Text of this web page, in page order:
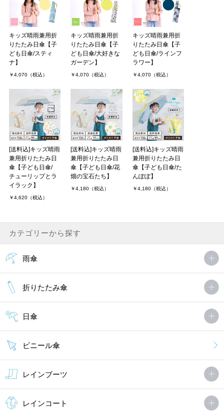
キッズ晴雨兼用折
りたたみ日傘【子
ども日傘/スティ
ナ】
￥4,070（税込）
キッズ晴雨兼用折
りたたみ日傘【子
ども日傘/大好きな
ガーデン】
￥4,070（税込）
キッズ晴雨兼用折
りたたみ日傘【子
ども日傘/ラインフ
ラワー】
￥4,070（税込）
[送料込]キッズ晴雨
兼用折りたたみ日
傘【子ども日傘/
チューリップとラ
イラック】
￥4,620（税込）
[送料込]キッズ晴雨
兼用折りたたみ日
傘【子ども日傘/花
畑の宝石たち】
￥4,180（税込）
[送料込]キッズ晴雨
兼用折りたたみ日
傘【子ども日傘/た
んぽぽ】
￥4,180（税込）
カテゴリーから探す
雨傘
折りたたみ傘
日傘
ビニール傘
レインブーツ
レインコート